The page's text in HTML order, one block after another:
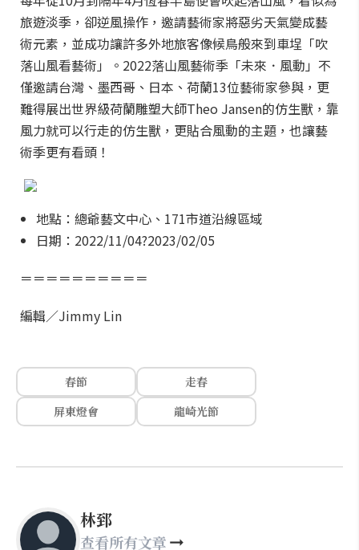
旅遊淡季，卻逆風操作，邀請藝術家將惡劣天氣變成藝
術元素，並成功讓許多外地旅客像候鳥般來到車埕「吹
落山風看藝術」。2022落山風藝術季「未來．風動」不
僅邀請台灣、墨西哥、日本、荷蘭13位藝術家參與，更
難得展出世界級荷蘭雕塑大師Theo Jansen的仿生獸，靠
風力就可以行走的仿生獸，更貼合風動的主題，也讓藝
術季更有看頭！
地點：總爺藝文中心、171市道沿線區域
日期：2022/11/04?2023/02/05
＝＝＝＝＝＝＝＝＝＝
編輯／Jimmy Lin
春節
走春
屏東燈會
龍崎光節
林郅
查看所有文章